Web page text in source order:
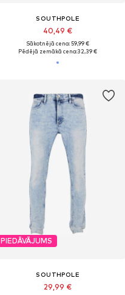
SOUTHPOLE
40,49 €
Sākotnējā cena: 59,99 €
Pēdējā zemākā cena:32,39 €
PIEDĀVĀJUMS
SOUTHPOLE
29,99 €